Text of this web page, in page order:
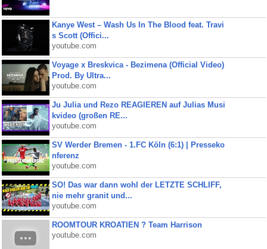
Kanye West – Wash Us In The Blood feat. Travi
s Scott (Offici...
youtube.com
Voyage x Breskvica - Bezimena (Official Video)
Prod. By Ultra...
youtube.com
Ju Julia und Rezo REAGIEREN auf Julias Musi
kvideo (großen RE...
youtube.com
SV Werder Bremen - 1.FC Köln (6:1) | Presseko
nferenz
youtube.com
SO! Das war dann wohl der LETZTE SCHLIFF,
nie mehr granit und...
youtube.com
ROOMTOUR KROATIEN ? Team Harrison
youtube.com